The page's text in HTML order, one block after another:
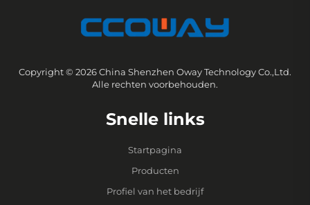
Copyright © 2026 China Shenzhen Oway Technology Co.,Ltd.
Alle rechten voorbehouden.
Snelle links
Startpagina
Producten
Profiel van het bedrijf